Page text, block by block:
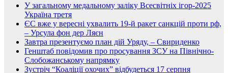
У загальному медальному заліку Всесвітніх ігор-2025
Україна третя
ЄС вже у вересні ухвалить 19-й ракет санкцій проти рф,
– Урсула фон дер Ляєн
Завтра презентуємо план дій Уряду, – Свириденко
Генштаб повідомив про просування ЗСУ на Північно-
Слобожанському напрямку
Зустріч “Коаліції охочих” відбудеться 17 серпня